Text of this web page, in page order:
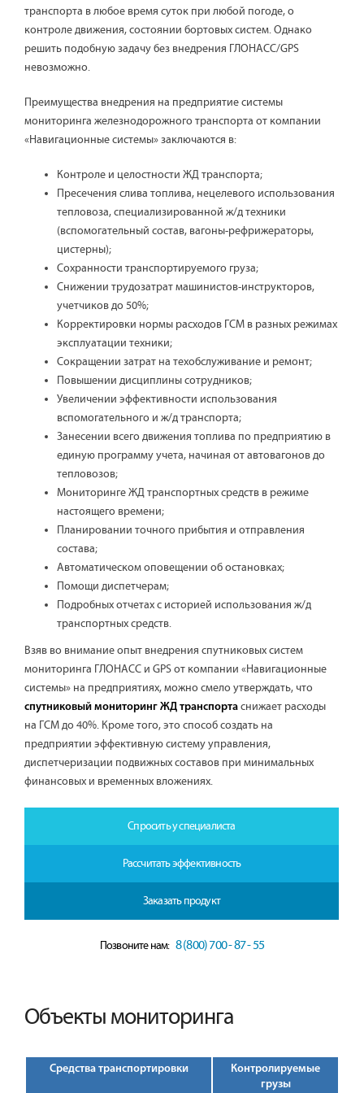
транспорта в любое время суток при любой погоде, о
контроле движения, состоянии бортовых систем. Однако
решить подобную задачу без внедрения ГЛОНАСС/GPS
невозможно.
Преимущества внедрения на предприятие системы
мониторинга железнодорожного транспорта от компании
«Навигационные системы» заключаются в:
Контроле и целостности ЖД транспорта;
Пресечения слива топлива, нецелевого использования
тепловоза, специализированной ж/д техники
(вспомогательный состав, вагоны-рефрижераторы,
цистерны);
Сохранности транспортируемого груза;
Снижении трудозатрат машинистов-инструкторов,
учетчиков до 50%;
Корректировки нормы расходов ГСМ в разных режимах
эксплуатации техники;
Сокращении затрат на техобслуживание и ремонт;
Повышении дисциплины сотрудников;
Увеличении эффективности использования
вспомогательного и ж/д транспорта;
Занесении всего движения топлива по предприятию в
единую программу учета, начиная от автовагонов до
тепловозов;
Мониторинге ЖД транспортных средств в режиме
настоящего времени;
Планировании точного прибытия и отправления
состава;
Автоматическом оповещении об остановках;
Помощи диспетчерам;
Подробных отчетах с историей использования ж/д
транспортных средств.
Взяв во внимание опыт внедрения спутниковых систем
мониторинга ГЛОНАСС и GPS от компании «Навигационные
системы» на предприятиях, можно смело утверждать, что
спутниковый мониторинг ЖД транспорта снижает расходы
на ГСМ до 40%. Кроме того, это способ создать на
предприятии эффективную систему управления,
диспетчеризации подвижных составов при минимальных
финансовых и временных вложениях.
Спросить у специалиста
Рассчитать эффективность
Заказать продукт
Позвоните нам: 8 (800) 700 - 87 - 55
Объекты мониторинга
Средства транспортировки
Контролируемые
грузы